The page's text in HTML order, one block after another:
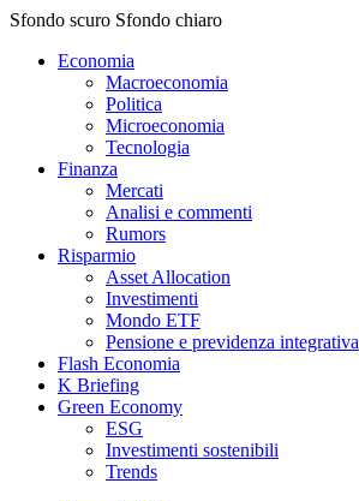
Sfondo scuro Sfondo chiaro
Economia
Macroeconomia
Politica
Microeconomia
Tecnologia
Finanza
Mercati
Analisi e commenti
Rumors
Risparmio
Asset Allocation
Investimenti
Mondo ETF
Pensione e previdenza integrativa
Flash Economia
K Briefing
Green Economy
ESG
Investimenti sostenibili
Trends